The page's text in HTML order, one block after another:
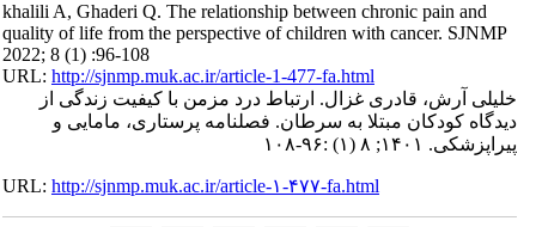
khalili A, Ghaderi Q. The relationship between chronic pain and
quality of life from the perspective of children with cancer. SJNMP
2022; 8 (1) :96-108
URL:http://sjnmp.muk.ac.ir/article-1-477-fa.html
خلیلی آرش، قادری غزال. ارتباط درد مزمن با کیفیت زندگی از
دیدگاه کودکان مبتلا به سرطان. فصلنامه پرستاری، مامایی و
پیراپزشکی. ۱۴۰۱; ۸ (۱) :۹۶-۱۰۸
URL:http://sjnmp.muk.ac.ir/article-۱-۴۷۷-fa.html